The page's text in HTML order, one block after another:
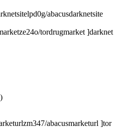
abacusdarknetsite
tordrugmarket ]darknet
)
abacusmarketurl ]tor